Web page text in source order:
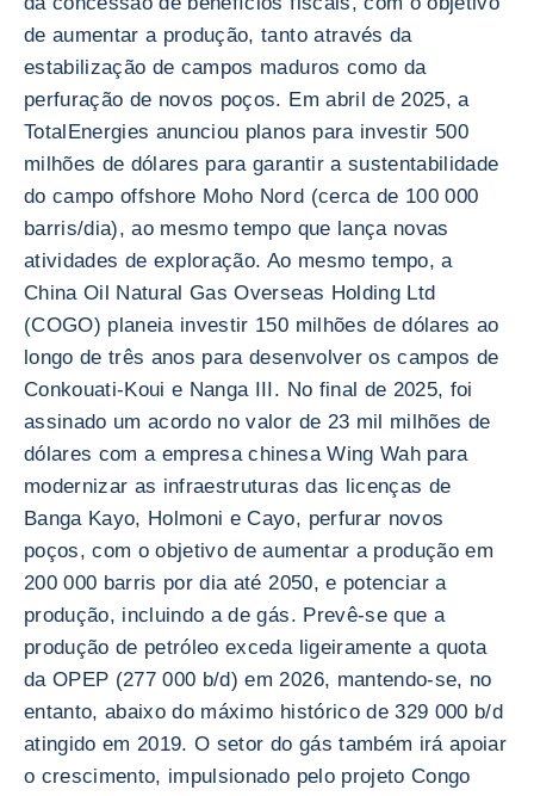
de aumentar a produção, tanto através da
estabilização de campos maduros como da
perfuração de novos poços. Em abril de 2025, a
TotalEnergies anunciou planos para investir 500
milhões de dólares para garantir a sustentabilidade
do campo offshore Moho Nord (cerca de 100 000
barris/dia), ao mesmo tempo que lança novas
atividades de exploração. Ao mesmo tempo, a
China Oil Natural Gas Overseas Holding Ltd
(COGO) planeia investir 150 milhões de dólares ao
longo de três anos para desenvolver os campos de
Conkouati-Koui e Nanga III. No final de 2025, foi
assinado um acordo no valor de 23 mil milhões de
dólares com a empresa chinesa Wing Wah para
modernizar as infraestruturas das licenças de
Banga Kayo, Holmoni e Cayo, perfurar novos
poços, com o objetivo de aumentar a produção em
200 000 barris por dia até 2050, e potenciar a
produção, incluindo a de gás. Prevê-se que a
produção de petróleo exceda ligeiramente a quota
da OPEP (277 000 b/d) em 2026, mantendo-se, no
entanto, abaixo do máximo histórico de 329 000 b/d
atingido em 2019. O setor do gás também irá apoiar
o crescimento, impulsionado pelo projeto Congo